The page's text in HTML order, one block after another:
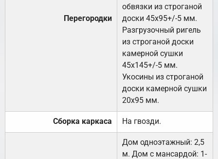
Перегородки
обвязки из строганой
доски 45х95+/-5 мм.
Разгрузочный ригель
из строганой доски
камерной сушки
45х145+/-5 мм.
Укосины из строганой
доски камерной сушки
20х95 мм.
Сборка каркаса На гвозди.
Дом одноэтажный: 2,5
м. Дом с мансардой: 1-